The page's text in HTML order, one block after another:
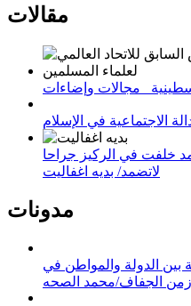
مقالات
مجالات وإضاءات
خلفت في الركيز جراحا
لاتضمد/ بديه اغفاليت
مدونات
بين الدولة والمواطن في
زمن الجفاف/محمد الصحه